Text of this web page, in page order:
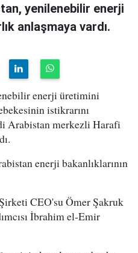
yenilenebilir enerji
anlaşmaya vardı.
enerji üretimini
istikrarını
Arabistan merkezli Harafi
enerji bakanlıklarının
CEO'su Ömer Şakruk
İbrahim el-Emir